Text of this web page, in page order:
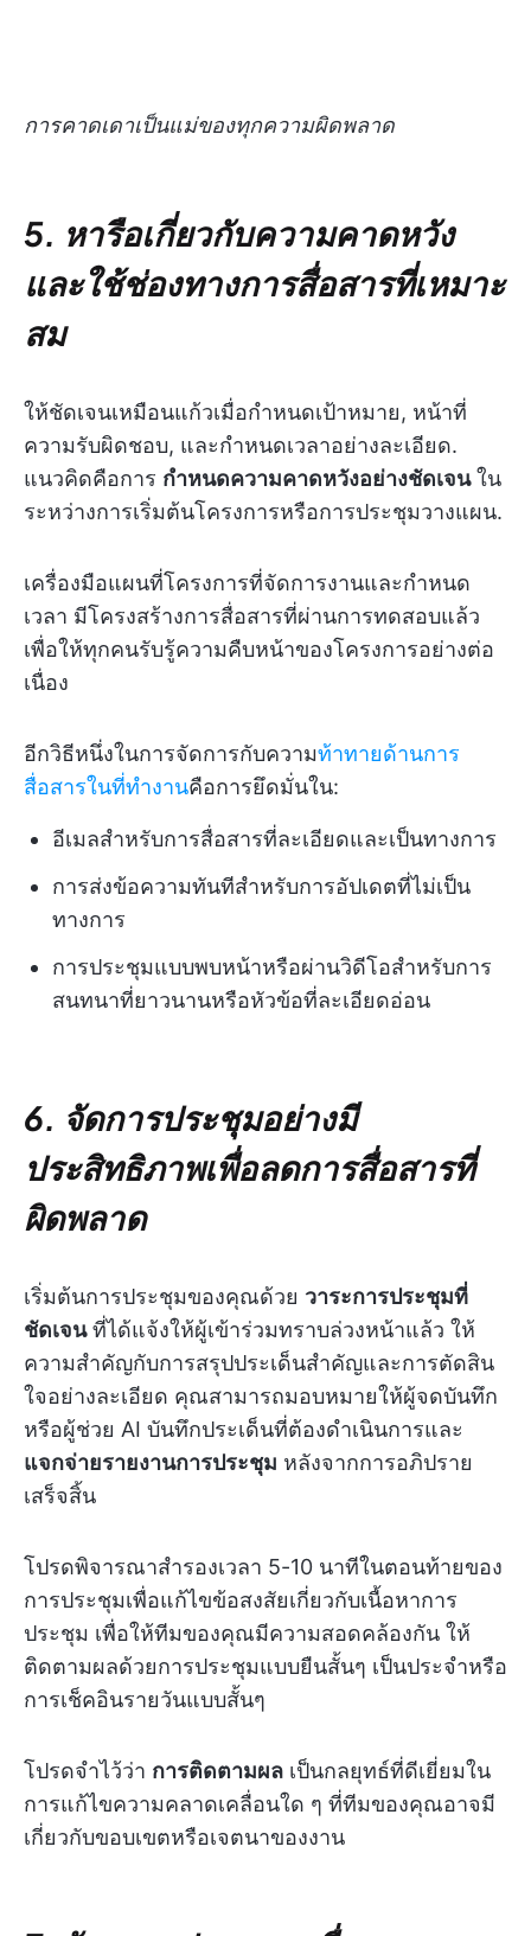
การคาดเดาเป็นแม่ของทุกความผิดพลาด
5. หารือเกี่ยวกับความคาดหวัง
และใช้ช่องทางการสื่อสารที่เหมาะ
สม
ให้ชัดเจนเหมือนแก้วเมื่อกำหนดเป้าหมาย, หน้าที่
ความรับผิดชอบ, และกำหนดเวลาอย่างละเอียด.
แนวคิดคือการ กำหนดความคาดหวังอย่างชัดเจนใน
ระหว่างการเริ่มต้นโครงการหรือการประชุมวางแผน.
เครื่องมือแผนที่โครงการที่จัดการงานและกำหนด
เวลา มีโครงสร้างการสื่อสารที่ผ่านการทดสอบแล้ว
เพื่อให้ทุกคนรับรู้ความคืบหน้าของโครงการอย่างต่อ
เนื่อง
อีกวิธีหนึ่งในการจัดการกับความท้าทายด้านการ
สื่อสารในที่ทำงานคือการยึดมั่นใน:
อีเมลสำหรับการสื่อสารที่ละเอียดและเป็นทางการ
การส่งข้อความทันทีสำหรับการอัปเดตที่ไม่เป็น
ทางการ
การประชุมแบบพบหน้าหรือผ่านวิดีโอสำหรับการ
สนทนาที่ยาวนานหรือหัวข้อที่ละเอียดอ่อน
6. จัดการประชุมอย่างมี
ประสิทธิภาพเพื่อลดการสื่อสารที่
ผิดพลาด
เริ่มต้นการประชุมของคุณด้วย วาระการประชุมที่
ชัดเจนที่ได้แจ้งให้ผู้เข้าร่วมทราบล่วงหน้าแล้ว ให้
ความสำคัญกับการสรุปประเด็นสำคัญและการตัดสิน
ใจอย่างละเอียด คุณสามารถมอบหมายให้ผู้จดบันทึก
หรือผู้ช่วย AI บันทึกประเด็นที่ต้องดำเนินการและ
แจกจ่ายรายงานการประชุม หลังจากการอภิปราย
เสร็จสิ้น
โปรดพิจารณาสำรองเวลา 5-10 นาทีในตอนท้ายของ
การประชุมเพื่อแก้ไขข้อสงสัยเกี่ยวกับเนื้อหาการ
ประชุม เพื่อให้ทีมของคุณมีความสอดคล้องกัน ให้
ติดตามผลด้วยการประชุมแบบยืนสั้นๆ เป็นประจำหรือ
การเช็คอินรายวันแบบสั้นๆ
โปรดจำไว้ว่า การติดตามผล เป็นกลยุทธ์ที่ดีเยี่ยมใน
การแก้ไขความคลาดเคลื่อนใด ๆ ที่ทีมของคุณอาจมี
เกี่ยวกับขอบเขตหรือเจตนาของงาน